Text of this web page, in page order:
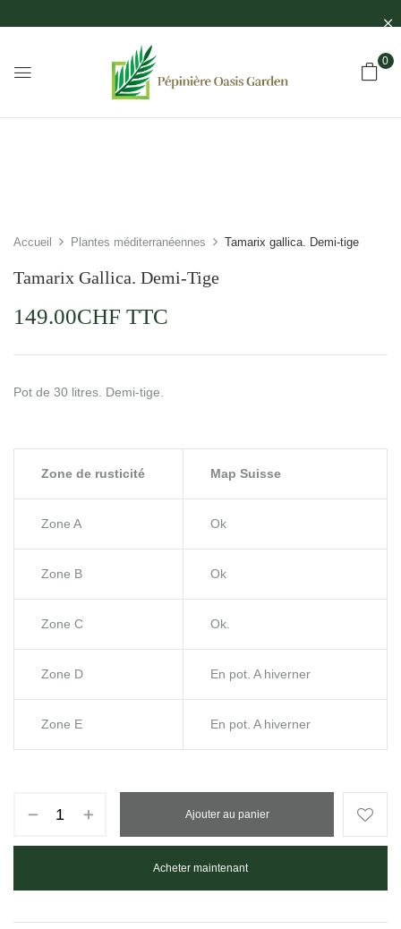
0
Accueil Plantes méditerranéennes Tamarix gallica. Demi-tige
Tamarix Gallica. Demi-Tige
149.00CHF TTC
Pot de 30 litres. Demi-tige.
Zone de rusticité Map Suisse
Zone A Ok
Zone B Ok
Zone C Ok.
Zone D En pot. A hiverner
Zone E En pot. A hiverner
Ajouter au panier
Acheter maintenant